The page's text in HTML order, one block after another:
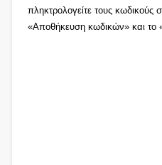
πληκτρολογείτε τους κωδικούς
«Αποθήκευση κωδικών» και το